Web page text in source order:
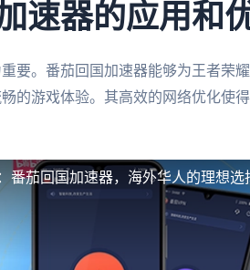
速器的应用和
要。番茄回国加速器能够为王者荣
的游戏体验。其高效的网络优化使
番茄回国加速器，海外华人的理想选